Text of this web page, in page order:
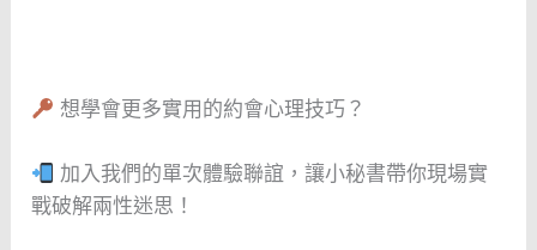
想學會更多實用的約會心理技巧？
加入我們的單次體驗聯誼，讓小秘書帶你現場實
戰破解兩性迷思！